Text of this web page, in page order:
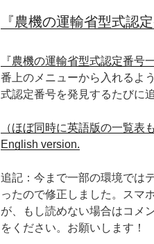
『農機の運輸省型式認
『農機の運輸省型式認定番号
番上のメニューから入れるよ
式認定番号を発見するたびに
（ほぼ同時に英語版の一覧
English version.
追記：今まで一部の環境では
ったので修正しました。スマ
が、もし読めない場合はコメ
をください。お願いします！